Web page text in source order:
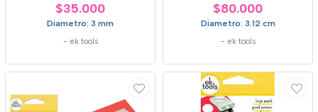
$35.000
Diametro: 3 mm
- ek tools
$80.000
Diametro: 3.12 cm
- ek tools